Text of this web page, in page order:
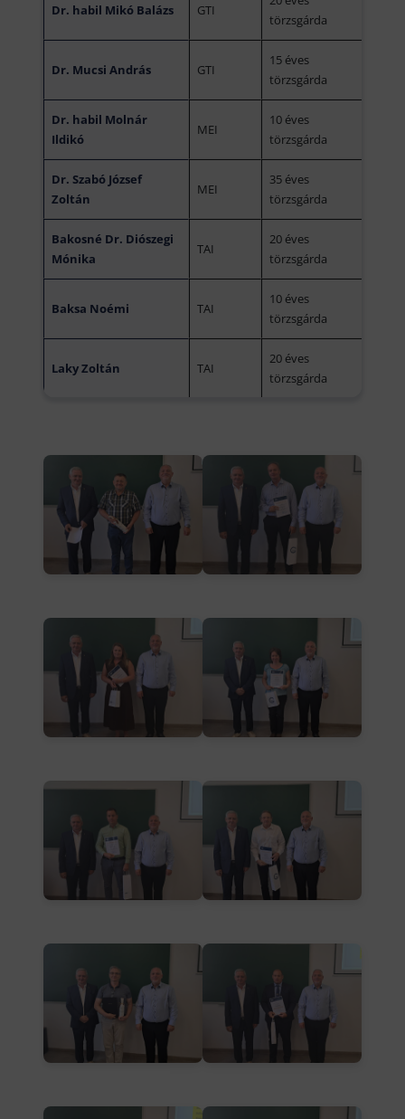
Dr. habil Mikó Balázs GTI
törzsgárda
Dr. Mucsi András GTI
15 éves
törzsgárda
Dr. habil Molnár
Ildikó
MEI
10 éves
törzsgárda
Dr. Szabó József
Zoltán
MEI
35 éves
törzsgárda
Bakosné Dr. Diószegi
Mónika
TAI
20 éves
törzsgárda
Baksa Noémi TAI
10 éves
törzsgárda
Laky Zoltán TAI
20 éves
törzsgárda